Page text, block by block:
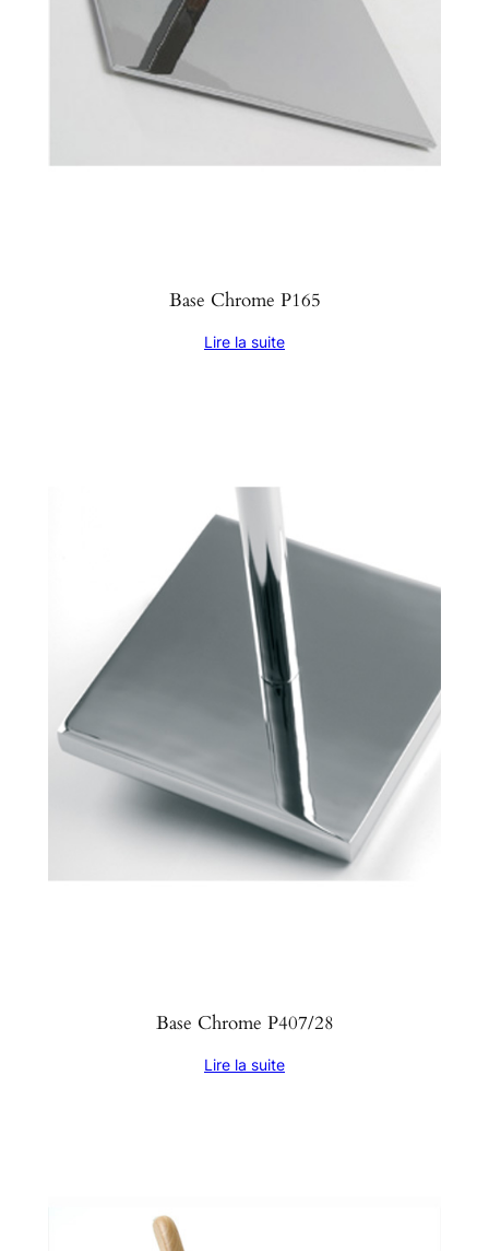
Base Chrome P165
Lire la suite
Base Chrome P407/28
Lire la suite